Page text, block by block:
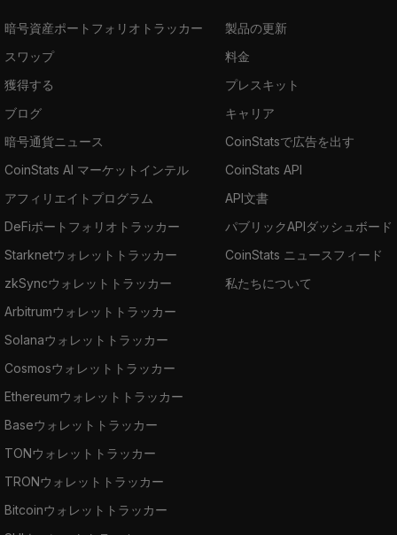
暗号資産ポートフォリオトラッカー
スワップ
獲得する
ブログ
暗号通貨ニュース
CoinStats AI マーケットインテル
アフィリエイトプログラム
DeFiポートフォリオトラッカー
Starknetウォレットトラッカー
zkSyncウォレットトラッカー
Arbitrumウォレットトラッカー
Solanaウォレットトラッカー
Cosmosウォレットトラッカー
Ethereumウォレットトラッカー
Baseウォレットトラッカー
TONウォレットトラッカー
TRONウォレットトラッカー
Bitcoinウォレットトラッカー
製品の更新
料金
プレスキット
キャリア
CoinStatsで広告を出す
CoinStats API
API文書
パブリックAPIダッシュボード
CoinStats ニュースフィード
私たちについて